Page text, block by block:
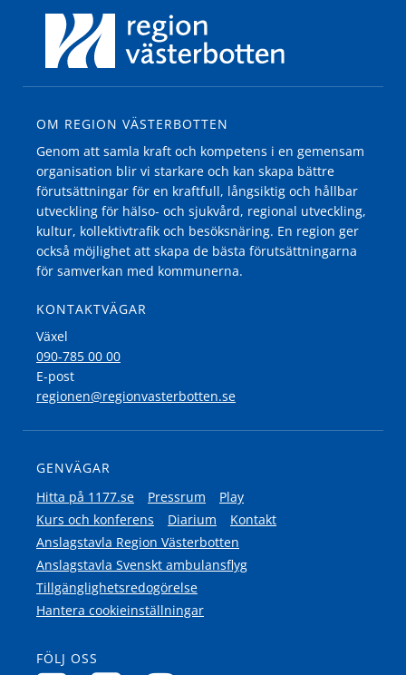
OM REGION VÄSTERBOTTEN
Genom att samla kraft och kompetens i en gemensam
organisation blir vi starkare och kan skapa bättre
förutsättningar för en kraftfull, långsiktig och hållbar
utveckling för hälso- och sjukvård, regional utveckling,
kultur, kollektivtrafik och besöksnäring. En region ger
också möjlighet att skapa de bästa förutsättningarna
för samverkan med kommunerna.
KONTAKTVÄGAR
Växel
090-785 00 00
E-post
regionen@regionvasterbotten.se
GENVÄGAR
Hitta på 1177.se
Pressrum
Play
Kurs och konferens
Diarium
Kontakt
Anslagstavla Region Västerbotten
Anslagstavla Svenskt ambulansflyg
Tillgänglighetsredogörelse
Hantera cookieinställningar
FÖLJ OSS